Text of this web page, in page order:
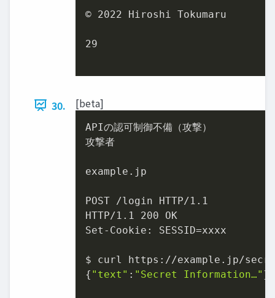
© 2022 Hiroshi Tokumaru
29
30. [beta]
APIの認可制御不備（攻撃）
攻撃者
example.jp
POST /login HTTP/1.1
HTTP/1.1 200 OK
Set-Cookie: SESSID=xxxx
$ curl https://example.jp/
{ "text" : "Secret Information…" }